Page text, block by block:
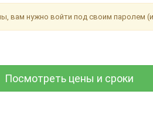
вам нужно войти под своим паролем
Посмотреть цены и сроки